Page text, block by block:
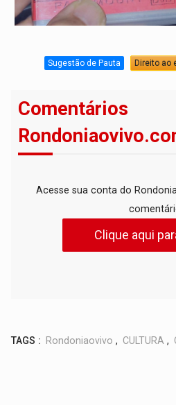
Sugestão de Pauta Direito ao
Comentários
Acesse sua conta do
Clique aqui
TAGS : Rondoniaovivo , CULTURA ,